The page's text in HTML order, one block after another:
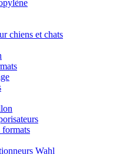
chiens et chats
Wahl